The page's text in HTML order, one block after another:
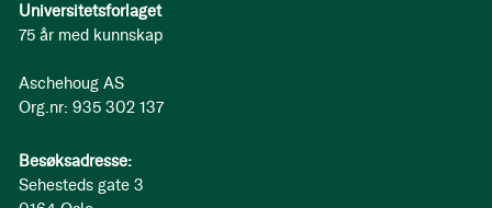
Universitetsforlaget
75 år med kunnskap
Aschehoug AS
Org.nr: 935 302 137
Besøksadresse:
Sehesteds gate 3